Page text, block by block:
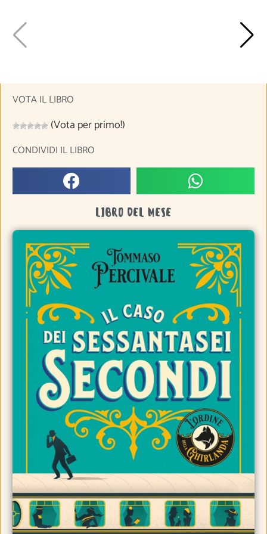
VOTA IL LIBRO
(Vota per primo!)
CONDIVIDI IL LIBRO
LIBRO DEL MESE